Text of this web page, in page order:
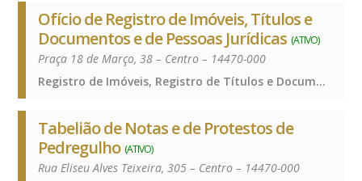
Ofício de Registro de Imóveis, Títulos e
Documentos e de Pessoas Jurídicas (ATIVO)
Praça 18 de Março, 38 – Centro – 14470-000
Registro de Imóveis, Registro de Títulos e Documentos e Civis das Pessoas Jurídicas, Registro de Imóveis, Registro de Títulos e Documentos e Civis das Pessoas Jurídicas, Registro de Imóveis, Registro de Títulos e Documentos e Civis das Pessoas Jurídicas
Tabelião de Notas e de Protestos de
Pedregulho (ATIVO)
Rua Eliseu Alves Teixeira, 305 – Centro – 14470-000